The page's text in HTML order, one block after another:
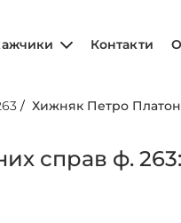
Контакти
/Хижняк Петро
справ ф.